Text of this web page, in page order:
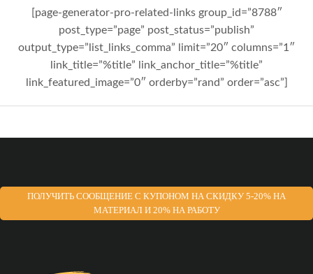
[page-generator-pro-related-links group_id=”8788″
post_type=”page” post_status=”publish”
output_type=”list_links_comma” limit=”20″ columns=”1″
link_title=”%title” link_anchor_title=”%title”
link_featured_image=”0″ orderby=”rand” order=”asc”]
ПОЛУЧИТЬ СООБЩЕНИЕ С КУПОНОМ НА СКИДКУ 5-20% НА
МАТЕРИАЛ И 20% НА РАБОТУ